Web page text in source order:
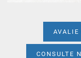
AVALIE
CONSULTE